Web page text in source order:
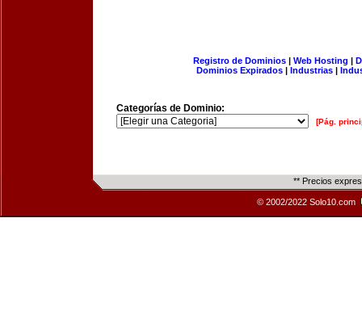
Registro de Dominios| Web Hosting |
Dominios Expirados | Industrias |
Categorías de Dominio:
[Pág.
** Precios
© 2002/2022 Solo10.com